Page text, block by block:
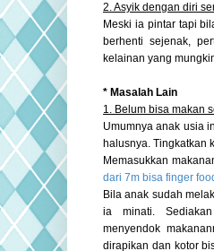
2. Asyik dengan diri
Meski ia pintar tapi
berhenti sejenak,
kelainan yang
* Masalah Lain
1. Belum bisa makan
Umumnya anak usia
halusnya. Tingkatkan
Memasukkan
dari 7m bisa finger
Bila anak sudah
iaminati.
menyendok
dirapikan dan kotor